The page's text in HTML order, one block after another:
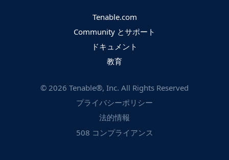
Tenable.com
Community とサポート
ドキュメント
教育
© 2026 Tenable®, Inc. All Rights Reserved
プライバシーポリシー
法的情報
508 コンプライアンス